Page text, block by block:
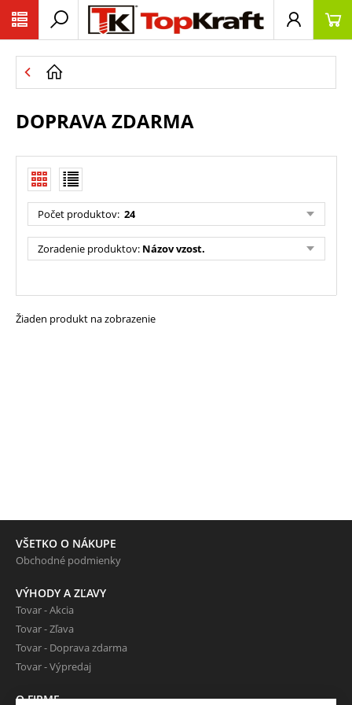
DOPRAVA ZDARMA
Počet produktov: 24
Zoradenie produktov: Názov vzost.
Žiaden produkt na zobrazenie
VŠETKO O NÁKUPE
Obchodné podmienky
VÝHODY A ZĽAVY
Tovar - Akcia
Tovar - Zľava
Tovar - Doprava zdarma
Tovar - Výpredaj
O FIRME